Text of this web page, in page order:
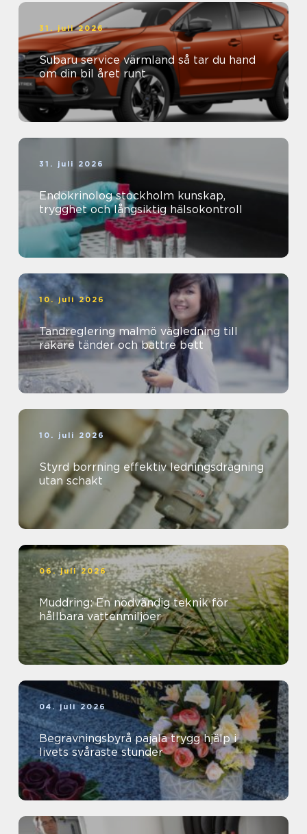
31. juli 2026
Subaru service värmland så tar du hand
om din bil året runt
31. juli 2026
Endokrinolog stockholm kunskap,
trygghet och långsiktig hälsokontroll
10. juli 2026
Tandreglering malmö vägledning till
rakare tänder och bättre bett
10. juli 2026
Styrd borrning effektiv ledningsdragning
utan schakt
06. juli 2026
Muddring: En nödvändig teknik för
hållbara vattenmiljöer
04. juli 2026
Begravningsbyrå pajala trygg hjälp i
livets svåraste stunder